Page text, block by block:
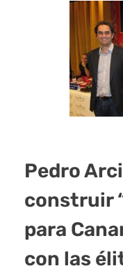
Pedro
construir
para
con las